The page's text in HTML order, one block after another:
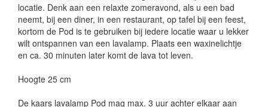
locatie. Denk aan een relaxte zomeravond, als u een bad
neemt, bij een diner, in een restaurant, op tafel bij een feest,
kortom de Pod is te gebruiken bij iedere locatie waar u lekker
wilt ontspannen van een lavalamp. Plaats een waxinelichtje
en ca. 30 minuten later komt de lava tot leven.
Hoogte 25 cm
De kaars lavalamp Pod mag max. 3 uur achter elkaar aan